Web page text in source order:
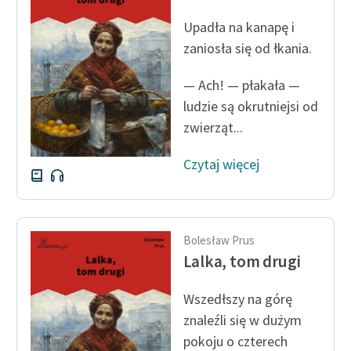
Ręce pełne poezji
Kolekcje edukacyjne
twórców przechodzących
do domeny publicznej,
lektur szkolnych oraz
Starego Testamentu
Odkurzamy bohaterów
Szkoła Poezji Wolnych
Lektur
O nas
O projekcie
Zespół
Upadła na kanapę i
zaniosła się od łkania.
— Ach! — płakała —
ludzie są okrutniejsi od
zwierząt...
Czytaj więcej
Bolesław Prus
Lalka, tom drugi
Wszedłszy na górę
znaleźli się w dużym
pokoju o czterech